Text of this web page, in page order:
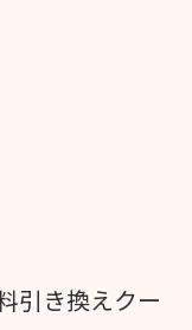
引き換えクー